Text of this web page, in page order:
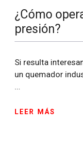
¿Cómo
presión?
Si resulta
un quemador
...
LEER MÁS